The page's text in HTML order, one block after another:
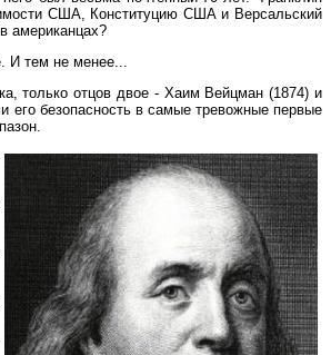
США, Конституцию США и Версальский
американцах?
И тем не менее...
только отцов двое - Хаим Вейцман (1874) и
его безопасность в самые тревожные первые